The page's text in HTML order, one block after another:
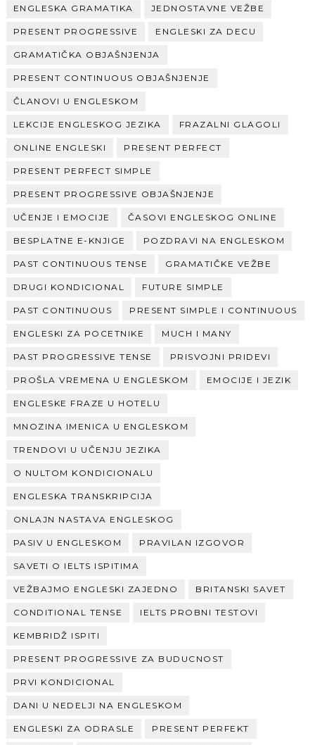
ENGLESKA GRAMATIKA JEDNOSTAVNE VEŽBE
PRESENT PROGRESSIVE ENGLESKI ZA DECU
GRAMATIČKA OBJAŠNJENJA
PRESENT CONTINUOUS OBJAŠNJENJE
ČLANOVI U ENGLESKOM
LEKCIJE ENGLESKOG JEZIKA FRAZALNI GLAGOLI
ONLINE ENGLESKI PRESENT PERFECT
PRESENT PERFECT SIMPLE
PRESENT PROGRESSIVE OBJAŠNJENJE
UČENJE I EMOCIJE ČASOVI ENGLESKOG ONLINE
BESPLATNE E-KNJIGE POZDRAVI NA ENGLESKOM
PAST CONTINUOUS TENSE GRAMATIČKE VEŽBE
DRUGI KONDICIONAL FUTURE SIMPLE
PAST CONTINUOUS PRESENT SIMPLE I CONTINUOUS
ENGLESKI ZA POCETNIKE MUCH I MANY
PAST PROGRESSIVE TENSE PRISVOJNI PRIDEVI
PROŠLA VREMENA U ENGLESKOM EMOCIJE I JEZIK
ENGLESKE FRAZE U HOTELU
MNOZINA IMENICA U ENGLESKOM
TRENDOVI U UČENJU JEZIKA
O NULTOM KONDICIONALU
ENGLESKA TRANSKRIPCIJA
ONLAJN NASTAVA ENGLESKOG
PASIV U ENGLESKOM PRAVILAN IZGOVOR
SAVETI O IELTS ISPITIMA
VEŽBAJMO ENGLESKI ZAJEDNO BRITANSKI SAVET
CONDITIONAL TENSE IELTS PROBNI TESTOVI
KEMBRIDŽ ISPITI
PRESENT PROGRESSIVE ZA BUDUCNOST
PRVI KONDICIONAL
DANI U NEDELJI NA ENGLESKOM
ENGLESKI ZA ODRASLE PRESENT PERFEKT